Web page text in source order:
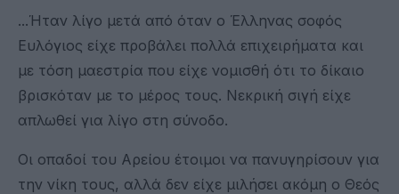
...Ήταν λίγο μετά από όταν ο Έλληνας σοφός
Ευλόγιος είχε προβάλει πολλά επιχειρήματα και
με τόση μαεστρία που είχε νομισθή ότι το δίκαιο
βρισκόταν με το μέρος τους. Νεκρική σιγή είχε
απλωθεί για λίγο στη σύνοδο.
Οι οπαδοί του Αρείου έτοιμοι να πανυγηρίσουν για
την νίκη τους, αλλά δεν είχε μιλήσει ακόμη ο Θεός